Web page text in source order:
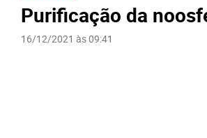
Purificação da
16/12/2021 às 09:41